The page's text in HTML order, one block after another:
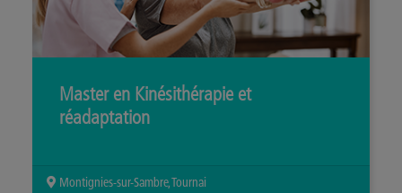
Master en Kinésithérapie et
réadaptation
Montignies-sur-Sambre, Tournai